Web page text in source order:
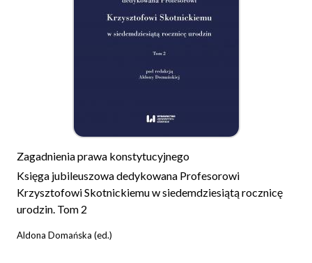
Zagadnienia prawa konstytucyjnego
Księga jubileuszowa dedykowana Profesorowi
Krzysztofowi Skotnickiemu w siedemdziesiątą rocznicę
urodzin. Tom 2
Aldona Domańska (ed.)